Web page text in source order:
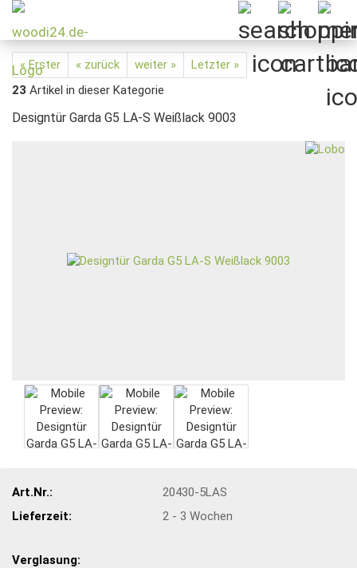
« Erster « zurück weiter »
Letzter »
23 Artikel in dieser Kategorie
Designtür Garda G5 LA-S Weißlack 9003
Art.Nr.:
20430-5LAS
Lieferzeit:
2 - 3 Wochen
Verglasung: